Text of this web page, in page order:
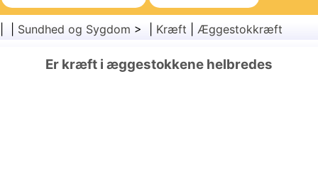
Familiesundhed
Sundhedssektoren
Kirurgi og procedurer
Sundhed og Sygdom > | Kræft Æggestokkræft
Er kræft i æggestokkene helbredes